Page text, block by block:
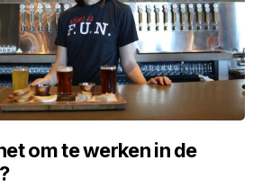
om te werken in de